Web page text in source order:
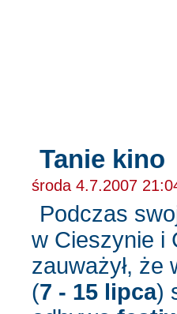
Tanie kino
środa 4.7.2007
Podczas
w Cieszynie i
zauważył, że
(7 - 15 lipca)